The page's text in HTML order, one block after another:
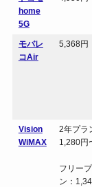
home
5G
モバレ
コAir
5,368円
Vision
WiMAX
2年プラ
1,280円
フリー
ン：